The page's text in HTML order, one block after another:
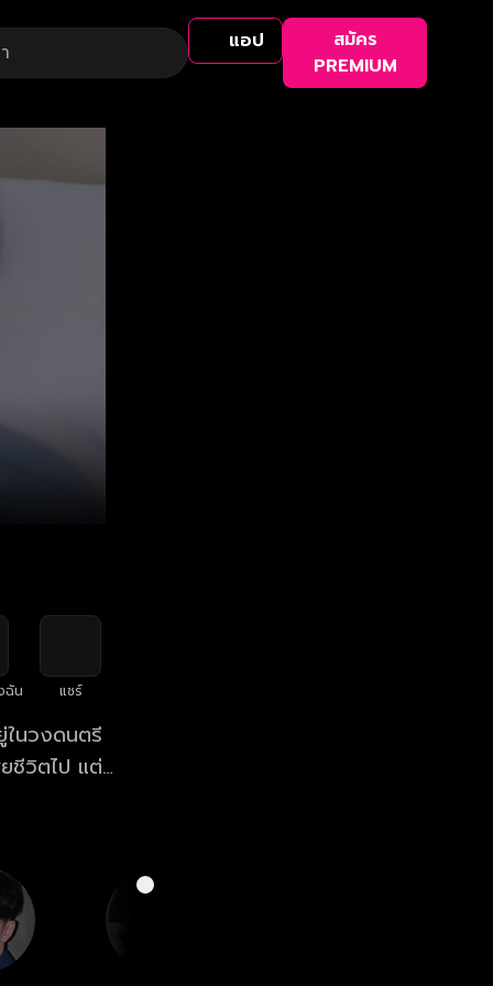
แอป
สมัคร
PREMIUM
ฉัน แชร์
ในวงดนตรี
ยชีวิตไป แต่